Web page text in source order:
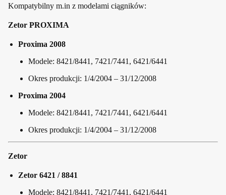
Kompatybilny m.in z modelami ciągników:
Zetor PROXIMA
Proxima 2008
Modele: 8421/8441, 7421/7441, 6421/6441
Okres produkcji: 1/4/2004 – 31/12/2008
Proxima 2004
Modele: 8421/8441, 7421/7441, 6421/6441
Okres produkcji: 1/4/2004 – 31/12/2008
Zetor
Zetor 6421 / 8841
Modele: 8421/8441, 7421/7441, 6421/6441